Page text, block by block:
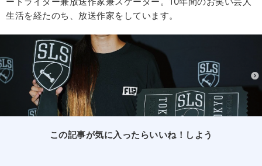
生活を経たのち、放送作家をしています。
この記事が気に入ったらいいね！しよう